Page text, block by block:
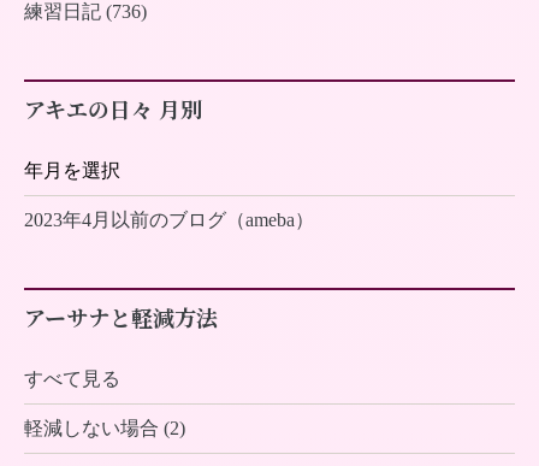
練習日記 (736)
アキエの日々 月別
2023年4月以前のブログ（ameba）
アーサナと軽減方法
すべて見る
軽減しない場合 (2)